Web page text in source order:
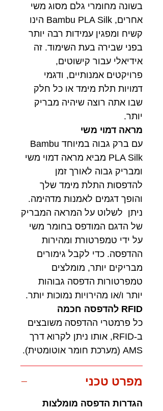
בשונה מחומרי גלם מסוג משי
אחרים, Bambu PLA Silk הינו
קשיח ומפגין עמידות רבה יותר
בפני שבירה בעת השימוד. זה
אידיאלי עבור קישוטים,
פרויקטים אמנותיים, ודגמי
דמויות תלת מימד או כל חלק
שבו אתה רוצה שיהיה מבריק
יותר.
מראה דמוי משי
עם ברק גבוה במיוחד Bambu
PLA Silk מביא מראה דמוי משי
ומבריק גבוה לאורך זמן
להדפסות התלת מימד שלך
והופך דגמים לאמנות מדהימה.
ניתן לשלוט על המראה המבריק
של הדגם המודפס בחומר משי
על ידי טמפרטורת ומהירות
ההדפסה. כדי לקבל גימורים
מבריקים יותר, מומלצים
טמפרטורות הדפסה גבוהות
יותר ו/או מהירויות נמוכות יותר.
RFID להדפסה חכמה
כל פרמטרי ההדפסה משובצים
ב-RFID, אותו ניתן לקרוא דרך
AMS (מערכת חומר אוטומטית).
מפרט טכני
הגדרות הדפסה מומלצות